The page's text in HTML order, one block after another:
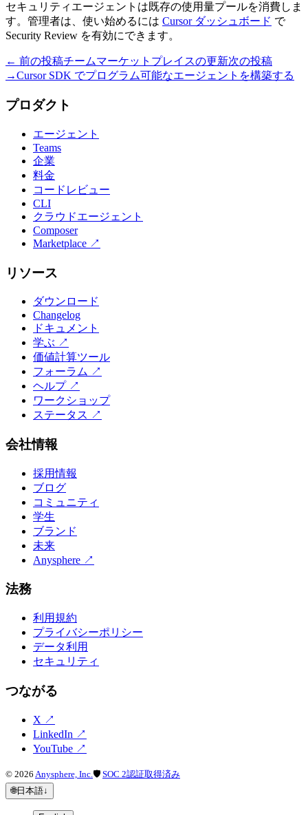
セキュリティエージェントは既存の使用量プールを消費しま
す。管理者は、使い始めるには Cursor ダッシュボード で
Security Review を有効にできます。
← 前の投稿チームマーケットプレイスの更新次の投稿
→Cursor SDK でプログラム可能なエージェントを構築する
プロダクト
エージェント
Teams
企業
料金
コードレビュー
CLI
クラウドエージェント
Composer
Marketplace ↗
リソース
ダウンロード
Changelog
ドキュメント
学ぶ ↗
価値計算ツール
フォーラム ↗
ヘルプ↗
ワークショップ
ステータス ↗
会社情報
採用情報
ブログ
コミュニティ
学生
ブランド
未来
Anysphere ↗
法務
利用規約
プライバシーポリシー
データ利用
セキュリティ
つながる
X ↗
LinkedIn ↗
YouTube ↗
© 2026 Anysphere, Inc. 🛡 SOC 2認証取得済み
🌐日本語↓